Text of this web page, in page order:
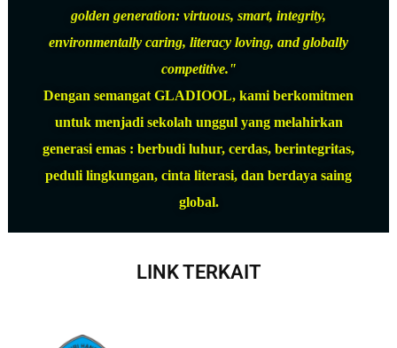
golden generation: virtuous, smart, integrity,
environmentally caring, literacy loving, and globally
competitive."
Dengan semangat GLADIOOL, kami berkomitmen
untuk menjadi sekolah unggul yang melahirkan
generasi emas : berbudi luhur, cerdas, berintegritas,
peduli lingkungan, cinta literasi, dan berdaya saing
global.
LINK TERKAIT